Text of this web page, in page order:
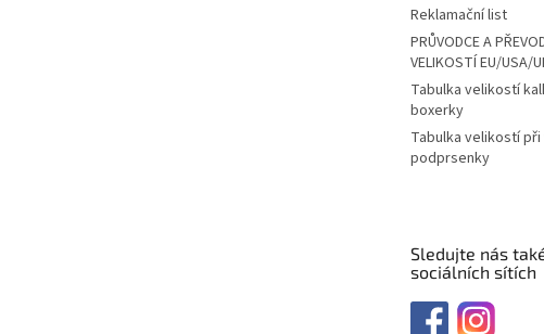
Reklamační list
PRŮVODCE A
VELIKOSTÍ EU/USA/
Tabulka velikostí
boxerky
Tabulka velikostí
podprsenky
Sledujte nás
sociálních sítích